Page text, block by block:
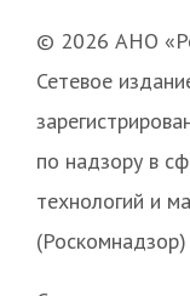
© 2026 АНО
Сетевое
по надзору в
технологий и